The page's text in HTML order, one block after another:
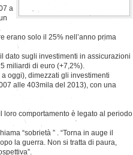
a
erano solo il 25% nell’anno prima
dato sugli investimenti in assicurazioni
miliardi di euro (+7,2%).
oggi), dimezzati gli investimenti
alle 403mila del 2013), con una
loro comportamento è legato al periodo
“sobrietà ” . “Torna in auge il
la guerra. Non si tratta di paura,